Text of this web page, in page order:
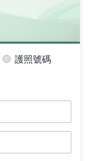
護照號碼